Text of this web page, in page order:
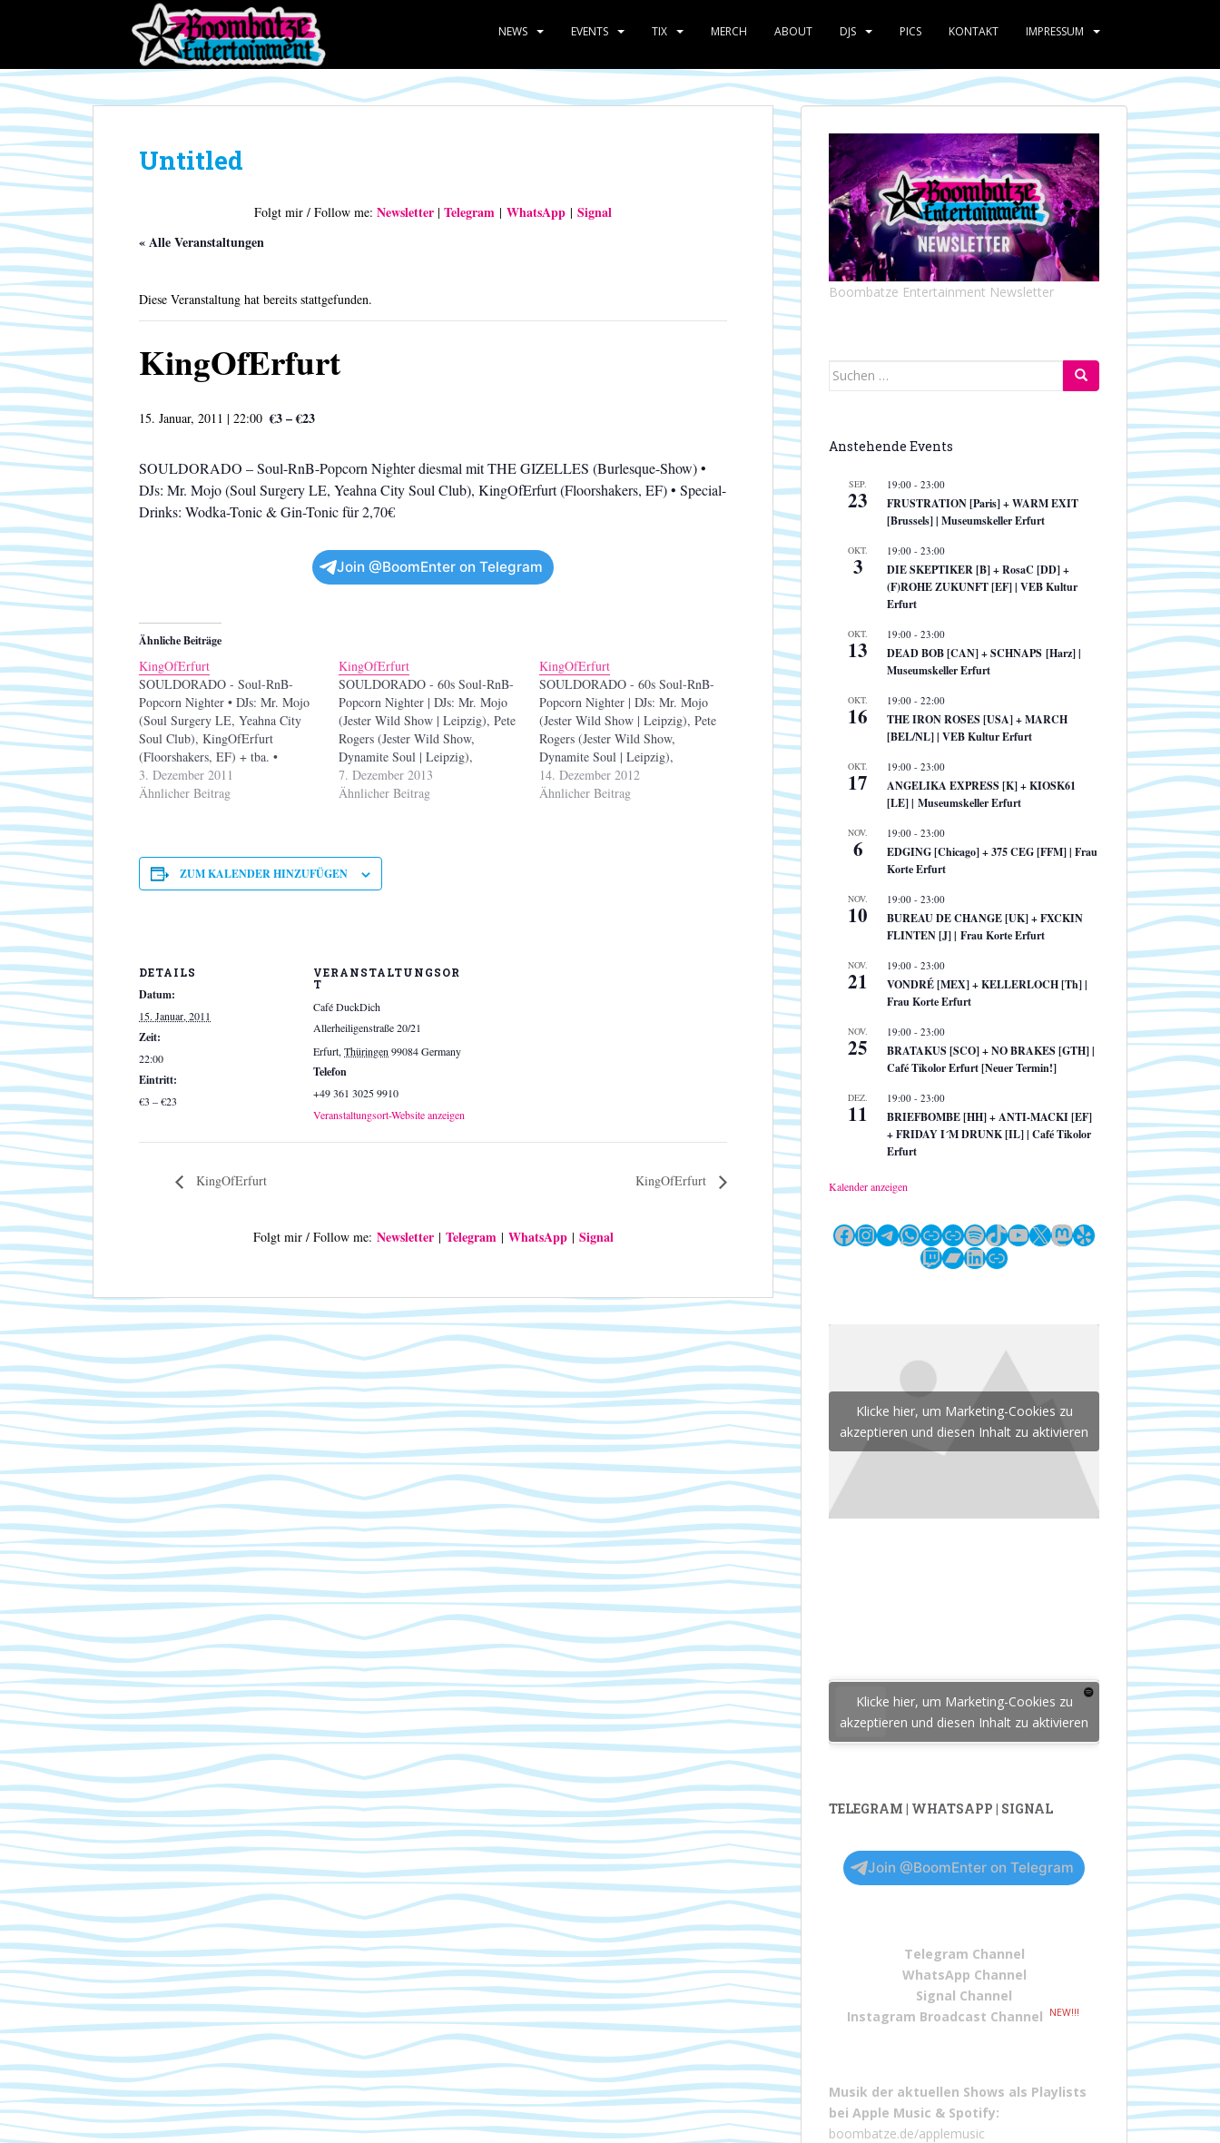
p
t
o
m
a
c
t
e
n
NEWS EVENTS TIX MERCH ABOUT DJS PICS KONTAKT IMPRESSUM
Untitled
Folgt mir / Follow me: Newsletter | Telegram | WhatsApp | Signal
« Alle Veranstaltungen
Diese Veranstaltung hat bereits stattgefunden.
KingOfErfurt
15. Januar, 2011 | 22:00 €3 – €23
SOULDORADO – Soul-RnB-Popcorn Nighter diesmal mit THE GIZELLES (Burlesque-Show) •
DJs: Mr. Mojo (Soul Surgery LE, Yeahna City Soul Club), KingOfErfurt (Floorshakers, EF) • Special-
Drinks: Wodka-Tonic & Gin-Tonic für 2,70€
Join @BoomEnter on Telegram
Ähnliche Beiträge
KingOfErfurt
SOULDORADO - Soul-RnB-
Popcorn Nighter • DJs: Mr. Mojo
(Soul Surgery LE, Yeahna City
Soul Club), KingOfErfurt
(Floorshakers, EF) + tba. •
Special-Drinks: Wodka-Tonic &
Gin-Tonic für 2,70€
3. Dezember 2011
Ähnlicher Beitrag
KingOfErfurt
SOULDORADO - 60s Soul-RnB-
Popcorn Nighter | DJs: Mr. Mojo
(Jester Wild Show | Leipzig), Pete
Rogers (Jester Wild Show,
Dynamite Soul | Leipzig),
KingOfErfurt (Floorshakers | EF)
Special-Drinks: Wodka-Tonic &
7. Dezember 2013
Ähnlicher Beitrag
KingOfErfurt
SOULDORADO - 60s Soul-RnB-
Popcorn Nighter | DJs: Mr. Mojo
(Jester Wild Show | Leipzig), Pete
Rogers (Jester Wild Show,
Dynamite Soul | Leipzig),
KingOfErfurt (Floorshakers | EF)
Special-Drinks: Wodka-Tonic &
14. Dezember 2012
Ähnlicher Beitrag
ZUM KALENDER HINZUFÜGEN
DETAILS
Datum:
15. Januar, 2011
Zeit:
22:00
Eintritt:
€3 – €23
VERANSTALTUNGSOR
T
Café DuckDich
Allerheiligenstraße 20/21
Erfurt, Thüringen 99084Germany
Telefon
+49 361 3025 9910
Veranstaltungsort-Website anzeigen
KingOfErfurt KingOfErfurt
Folgt mir / Follow me: Newsletter| Telegram | WhatsApp| Signal
Boombatze Entertainment Newsletter
Suchen
Anstehende Events
SEP.
23
19:00 - 23:00
FRUSTRATION [Paris] + WARM EXIT
[Brussels] | Museumskeller Erfurt
OKT.
3
19:00 - 23:00
DIE SKEPTIKER [B] + RosaC [DD] +
(F)ROHE ZUKUNFT [EF] | VEB Kultur
Erfurt
OKT.
13
19:00 - 23:00
DEAD BOB [CAN] + SCHNAPS [Harz] |
Museumskeller Erfurt
OKT.
16
19:00 - 22:00
THE IRON ROSES [USA] + MARCH
[BEL/NL] | VEB Kultur Erfurt
OKT.
17
19:00 - 23:00
ANGELIKA EXPRESS [K] + KIOSK61
[LE] | Museumskeller Erfurt
NOV.
6
19:00 - 23:00
EDGING [Chicago] + 375 CEG [FFM] | Frau
Korte Erfurt
NOV.
10
19:00 - 23:00
BUREAU DE CHANGE [UK] + FXCKIN
FLINTEN [J] | Frau Korte Erfurt
NOV.
21
19:00 - 23:00
VONDRÉ [MEX] + KELLERLOCH [Th] |
Frau Korte Erfurt
NOV.
25
19:00 - 23:00
BRATAKUS [SCO] + NO BRAKES [GTH] |
Café Tikolor Erfurt [Neuer Termin!]
DEZ.
11
19:00 - 23:00
BRIEFBOMBE [HH] + ANTI-MACKI [EF]
+ FRIDAY I´M DRUNK [IL] | Café Tikolor
Erfurt
Kalender anzeigen
Facebook
Instagram
Telegram
WhatsApp
LinkLinkSpotify
TikTok
YouTube
X Mastodon
Yelp
Twitch
Bandcamp
LinkedIn
Link
Klicke hier, um Marketing-Cookies zu
akzeptieren und diesen Inhalt zu aktivieren
Klicke hier, um Marketing-Cookies zu
akzeptieren und diesen Inhalt zu aktivieren
TELEGRAM | WHATSAPP | SIGNAL
Join @BoomEnter on Telegram
Telegram Channel
WhatsApp Channel
Signal Channel
Instagram Broadcast Channel
NEW!!!
Musik der aktuellen Shows als Playlists
bei Apple Music & Spotify:
boombatze.de/applemusic